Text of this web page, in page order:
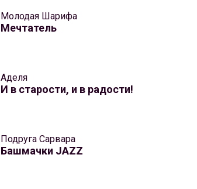
Молодая Шарифа
Мечтатель
Аделя
И в cтарости, и в радости!
Подруга Сарвара
Башмачки JAZZ